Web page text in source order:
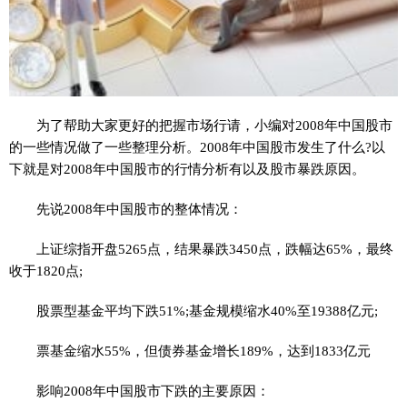
为了帮助大家更好的把握市场行请，小编对2008年中国股市
的一些情况做了一些整理分析。2008年中国股市发生了什么?以
下就是对2008年中国股市的行情分析有以及股市暴跌原因。
先说2008年中国股市的整体情况：
上证综指开盘5265点，结果暴跌3450点，跌幅达65%，最终
收于1820点;
股票型基金平均下跌51%;基金规模缩水40%至19388亿元;
票基金缩水55%，但债券基金增长189%，达到1833亿元
影响2008年中国股市下跌的主要原因：